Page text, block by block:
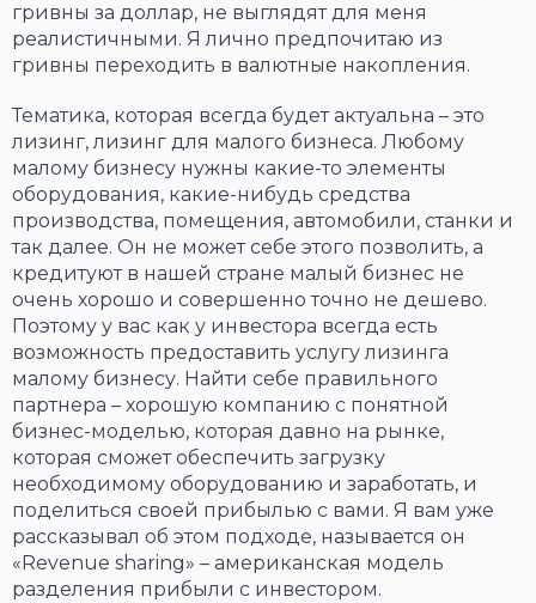
гривны за доллар, не выглядят для меня
реалистичными. Я лично предпочитаю из
гривны переходить в валютные накопления.
Тематика, которая всегда будет актуальна – это
лизинг, лизинг для малого бизнеса. Любому
малому бизнесу нужны какие-то элементы
оборудования, какие-нибудь средства
производства, помещения, автомобили, станки и
так далее. Он не может себе этого позволить, а
кредитуют в нашей стране малый бизнес не
очень хорошо и совершенно точно не дешево.
Поэтому у вас как у инвестора всегда есть
возможность предоставить услугу лизинга
малому бизнесу. Найти себе правильного
партнера – хорошую компанию с понятной
бизнес-моделью, которая давно на рынке,
которая сможет обеспечить загрузку
необходимому оборудованию и заработать, и
поделиться своей прибылью с вами. Я вам уже
рассказывал об этом подходе, называется он
«Rеvenue sharing» – американская модель
разделения прибыли с инвестором.